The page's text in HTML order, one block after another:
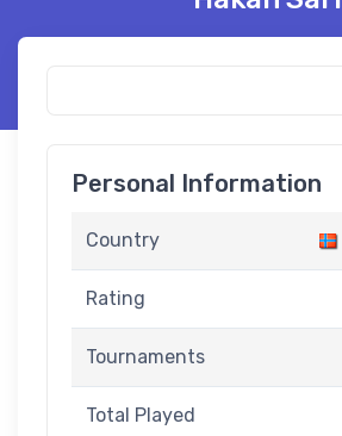
Personal Information
Country
Rating
Tournaments
Total Played